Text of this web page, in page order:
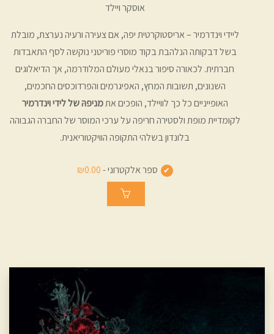
אוסקר ויילד
ליידי וינדרמיר – אריסטוקרטית יפה, אם צעירה ורעיה נערצת, מובלת
בשל דבקותה הנלהבת בקוד מוסרי פוריטני נוקשה לסף התאבדות
חברתית. לכאורה סיפור בנאלי מעולם המלודרמה, אך הדיאלוגים
השנונים, תשובות המחץ, האפיגרמים והפרדוכסים החכמים,
האופייניים כל כך לוויילד, הופכים אתמניפהּ של לידי וינדרמיר
לקומדיית מופת ולסטירה חריפה על ערכי המוסר של החברה הגבוהה
בלונדון בשלהי התקופה הוויקטוריאנית.
ספר אלקטרוני -₪0.00